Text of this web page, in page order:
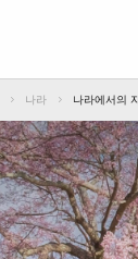
나라 나라에서의